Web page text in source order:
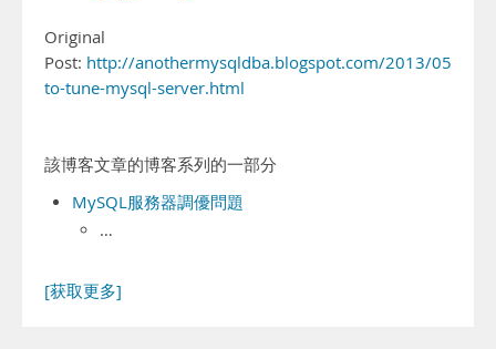
Original
Post: http://anothermysqldba.blogspot.com/2013/05/how-
to-tune-mysql-server.html
該博客文章的博客系列的一部分
MySQL服務器調優問題
…
[获取更多]